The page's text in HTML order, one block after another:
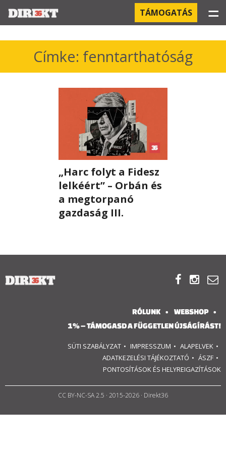
PROJEKTEK
KÓRHÁZI FERTŐZÉSEK
OROSZ KAPCSOLATOK
PEGASUS-MEGFIGYELÉSEK
AZ ORBÁN CSALÁD ÜZLETEI
OFFSHORE TITKOK
WEBSHOP
TÁMOGATÁS ☰
Címke: fenntarthatóság
„Harc folyt a Fidesz
lelkéért” – Orbán és
a megtorpanó
gazdaság III.
  
RÓLUNK
WEBSHOP
1% – TÁMOGASD A FÜGGETLEN ÚJSÁGÍRÁST!
SÜTI SZABÁLYZAT IMPRESSZUM
ALAPELVEK
ADATKEZELÉSI TÁJÉKOZTATÓ
ÁSZF
PONTOSÍTÁSOK ÉS HELYREIGAZÍTÁSOK
CC BY-NC-SA 2.5 · 2015-2026 · Direkt36